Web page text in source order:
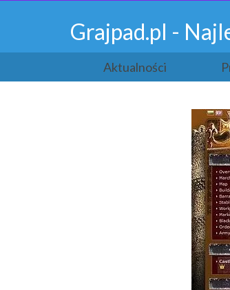
Grajpad.pl -
Aktualności